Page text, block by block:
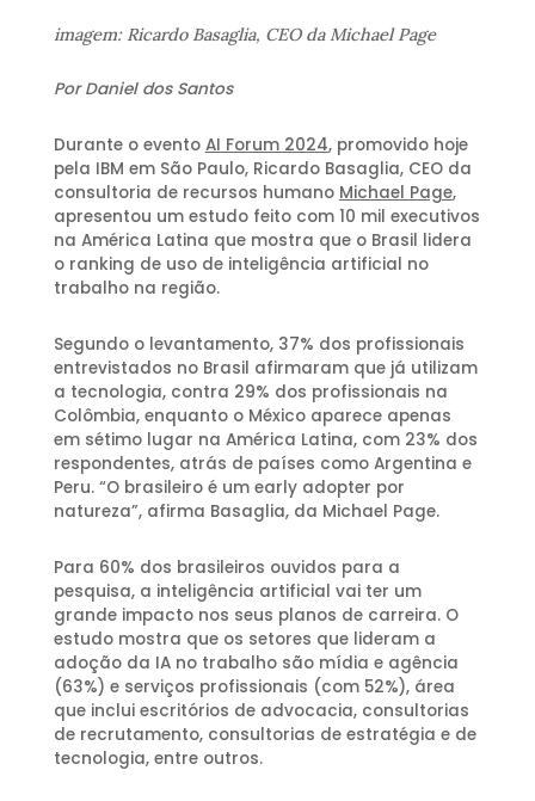
imagem: Ricardo Basaglia, CEO da Michael Page
Por Daniel dos Santos
Durante o evento AI Forum 2024, promovido hoje
pela IBM em São Paulo, Ricardo Basaglia, CEO da
consultoria de recursos humano Michael Page,
apresentou um estudo feito com 10 mil executivos
na América Latina que mostra que o Brasil lidera
o ranking de uso de inteligência artificial no
trabalho na região.
Segundo o levantamento, 37% dos profissionais
entrevistados no Brasil afirmaram que já utilizam
a tecnologia, contra 29% dos profissionais na
Colômbia, enquanto o México aparece apenas
em sétimo lugar na América Latina, com 23% dos
respondentes, atrás de países como Argentina e
Peru. “O brasileiro é um early adopter por
natureza”, afirma Basaglia, da Michael Page.
Para 60% dos brasileiros ouvidos para a
pesquisa, a inteligência artificial vai ter um
grande impacto nos seus planos de carreira. O
estudo mostra que os setores que lideram a
adoção da IA no trabalho são mídia e agência
(63%) e serviços profissionais (com 52%), área
que inclui escritórios de advocacia, consultorias
de recrutamento, consultorias de estratégia e de
tecnologia, entre outros.